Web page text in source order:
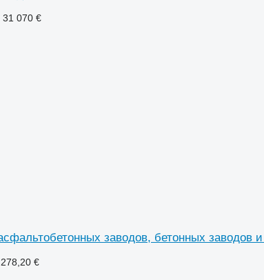
31 070 €
заводов, бетонных заводов
€